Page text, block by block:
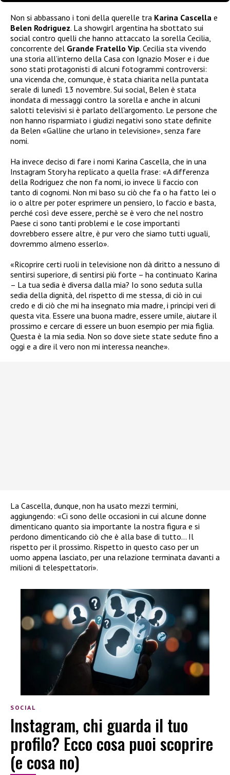
Non si abbassano i toni della querelle tra Karina Cascella e
Belen Rodriguez. La showgirl argentina ha sbottato sui
social contro quelli che hanno attaccato la sorella Cecilia,
concorrente del Grande Fratello Vip. Cecilia sta vivendo
una storia all’interno della Casa con Ignazio Moser e i due
sono stati protagonisti di alcuni fotogrammi controversi:
una vicenda che, comunque, è stata chiarita nella puntata
serale di lunedì 13 novembre. Sui social, Belen è stata
inondata di messaggi contro la sorella e anche in alcuni
salotti televisivi si è parlato dell’argomento. Le persone che
non hanno risparmiato i giudizi negativi sono state definite
da Belen «Galline che urlano in televisione», senza fare
nomi.
Ha invece deciso di fare i nomi Karina Cascella, che in una
Instagram Story ha replicato a quella frase: «A differenza
della Rodriguez che non fa nomi, io invece li faccio con
tanto di cognomi. Non mi baso su ciò che fa o ha fatto lei o
io o altre per poter esprimere un pensiero, lo faccio e basta,
perché così deve essere, perchè se è vero che nel nostro
Paese ci sono tanti problemi e le cose importanti
dovrebbero essere altre, è pur vero che siamo tutti uguali,
dovremmo almeno esserlo».
«Ricoprire certi ruoli in televisione non dà diritto a nessuno di
sentirsi superiore, di sentirsi più forte – ha continuato Karina
– La tua sedia è diversa dalla mia? Io sono seduta sulla
sedia della dignità, del rispetto di me stessa, di ciò in cui
credo e di ciò che mi ha insegnato mia madre, i principi veri di
questa vita. Essere una buona madre, essere umile, aiutare il
prossimo e cercare di essere un buon esempio per mia figlia.
Questa è la mia sedia. Non so dove siete state sedute fino a
oggi e a dire il vero non mi interessa neanche».
La Cascella, dunque, non ha usato mezzi termini,
aggiungendo: «Ci sono delle occasioni in cui alcune donne
dimenticano quanto sia importante la nostra figura e si
perdono dimenticando ciò che è alla base di tutto… Il
rispetto per il prossimo. Rispetto in questo caso per un
uomo appena lasciato, per una relazione terminata davanti a
milioni di telespettatori».
SOCIAL
Instagram, chi guarda il tuo
profilo? Ecco cosa puoi scoprire
(e cosa no)